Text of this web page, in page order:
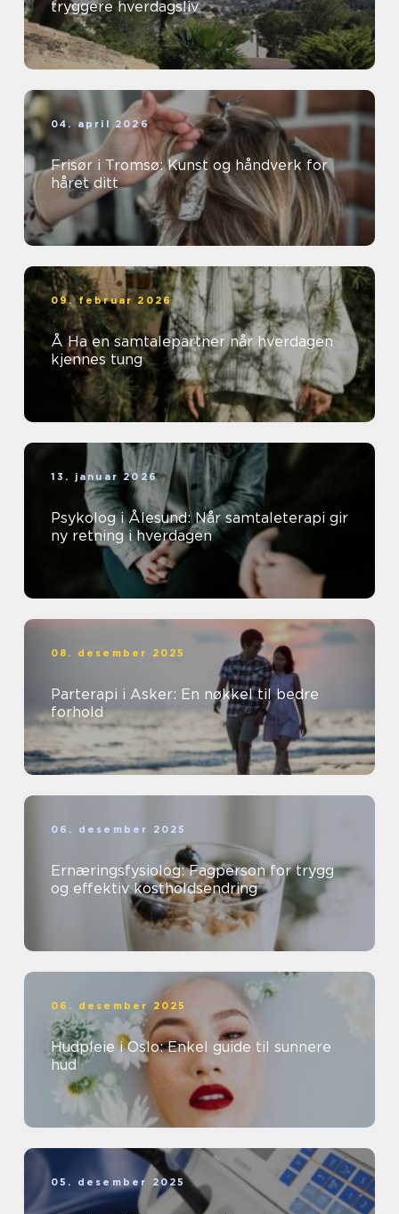
tryggere hverdagsliv
04. april 2026
Frisør i Tromsø: Kunst og håndverk for
håret ditt
09. februar 2026
Å Ha en samtalepartner når hverdagen
kjennes tung
13. januar 2026
Psykolog i Ålesund: Når samtaleterapi gir
ny retning i hverdagen
08. desember 2025
Parterapi i Asker: En nøkkel til bedre
forhold
06. desember 2025
Ernæringsfysiolog: Fagperson for trygg
og effektiv kostholdsendring
06. desember 2025
Hudpleie i Oslo: Enkel guide til sunnere
hud
05. desember 2025